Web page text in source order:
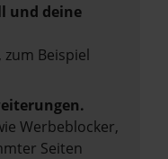
und deine
Beispiel
Werbeblocker,
Seiten